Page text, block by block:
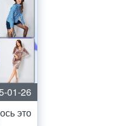
01-26
это